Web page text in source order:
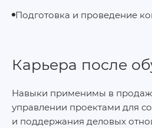
Подготовка и проведение
Карьера после
Навыки применимы в
управлении проектами для
и поддержания деловых